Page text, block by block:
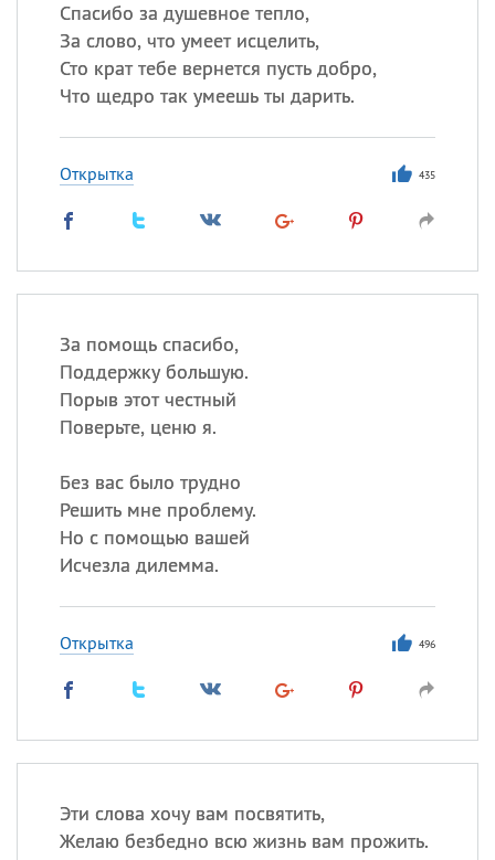
Спасибо за душевное тепло,
За слово, что умеет исцелить,
Сто крат тебе вернется пусть добро,
Что щедро так умеешь ты дарить.
Открытка 435
За помощь спасибо,
Поддержку большую.
Порыв этот честный
Поверьте, ценю я.
Без вас было трудно
Решить мне проблему.
Но с помощью вашей
Исчезла дилемма.
Открытка 496
Эти слова хочу вам посвятить,
Желаю безбедно всю жизнь вам прожить.